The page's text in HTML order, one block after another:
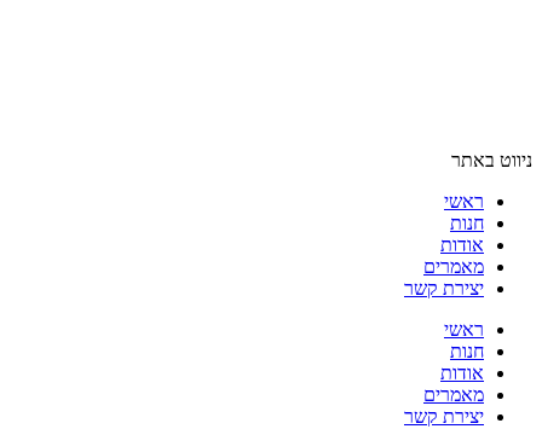
ניווט באתר
ראשי
חנות
אודות
מאמרים
יצירת קשר
ראשי
חנות
אודות
מאמרים
יצירת קשר